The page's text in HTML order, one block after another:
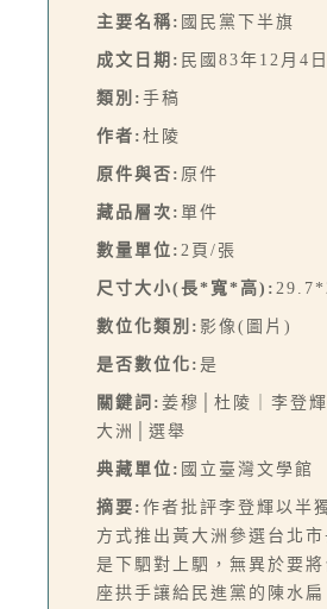
主要名稱: 國民黨下半旗
成文日期: 民國83年12月4日
類別: 手稿
作者: 杜陵
原件與否: 原件
藏品層次: 單件
數量單位: 2頁/張
尺寸大小(長*寬*高):
數位化類別: 影像(圖片)
是否數位化: 是
關鍵詞: 姜穆│杜陵｜李登
大洲│選舉
典藏單位: 國立臺灣文學館
摘要: 作者批評李登輝以半
方式推出黃大洲參選台北
是下駟對上駟，無異於要將
座拱手讓給民進黨的陳水